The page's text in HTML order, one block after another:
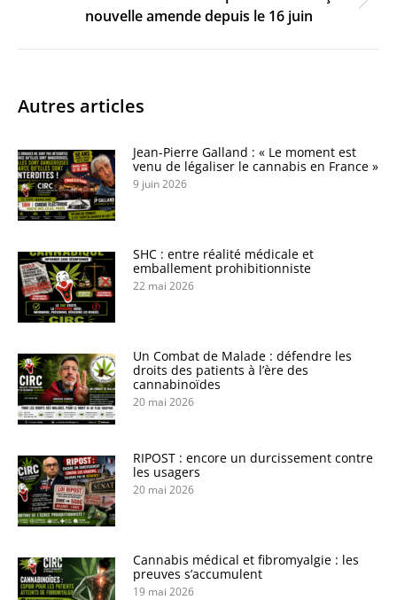
suivant
nouvelle amende depuis le 16 juin
Autres articles
Jean-Pierre Galland : « Le moment est
venu de légaliser le cannabis en France »
9 juin 2026
SHC : entre réalité médicale et
emballement prohibitionniste
22 mai 2026
Un Combat de Malade : défendre les
droits des patients à l’ère des
cannabinoïdes
20 mai 2026
RIPOST : encore un durcissement contre
les usagers
20 mai 2026
Cannabis médical et fibromyalgie : les
preuves s’accumulent
19 mai 2026